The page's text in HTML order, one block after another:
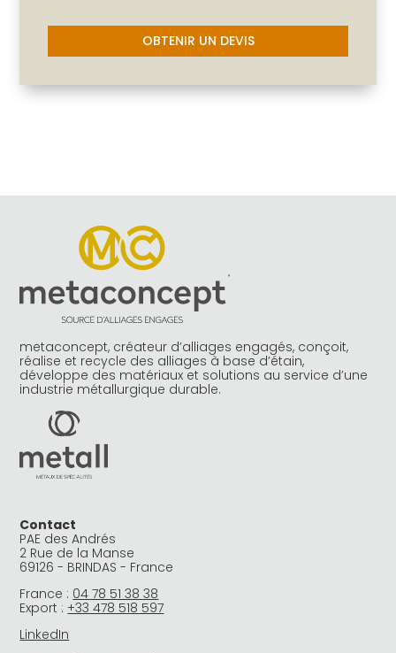
OBTENIR UN DEVIS
metaconcept, créateur d’alliages engagés, conçoit,
réalise et recycle des alliages à base d’étain,
développe des matériaux et solutions au service d’une
industrie métallurgique durable.
Contact
PAE des Andrés
2 Rue de la Manse
69126 - BRINDAS - France
France : 04 78 51 38 38
Export : +33 478 518 597
LinkedIn